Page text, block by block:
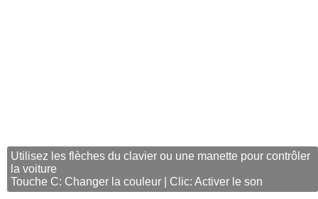
Utilisez les flèches du clavier ou une manette pour contrôler
la voiture
Touche C: Changer la couleur | Clic: Activer le son